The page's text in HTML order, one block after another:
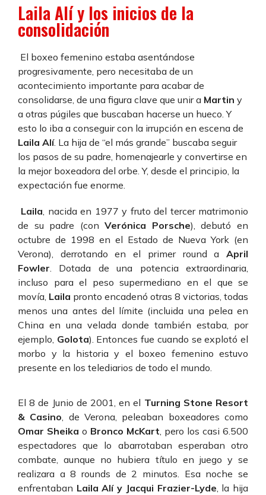
Laila Alí y los inicios de la
consolidación
El boxeo femenino estaba asentándose
progresivamente, pero necesitaba de un
acontecimiento importante para acabar de
consolidarse, de una figura clave que unir a Martin y
a otras púgiles que buscaban hacerse un hueco. Y
esto lo iba a conseguir con la irrupción en escena de
Laila Alí. La hija de “el más grande” buscaba seguir
los pasos de su padre, homenajearle y convertirse en
la mejor boxeadora del orbe. Y, desde el principio, la
expectación fue enorme.
Laila, nacida en 1977 y fruto del tercer matrimonio
de su padre (conVerónica Porsche), debutó en
octubre de 1998 en el Estado de Nueva York (en
Verona), derrotando en el primer round a April
Fowler. Dotada de una potencia extraordinaria,
incluso para el peso supermediano en el que se
movía, Laila pronto encadenó otras 8 victorias, todas
menos una antes del límite (incluida una pelea en
China en una velada donde también estaba, por
ejemplo, Golota). Entonces fue cuando se explotó el
morbo y la historia y el boxeo femenino estuvo
presente en los telediarios de todo el mundo.
El 8 de Junio de 2001, en el Turning Stone Resort
& Casino , de Verona, peleaban boxeadores como
Omar Sheika o Bronco McKart , pero los casi 6.500
espectadores que lo abarrotaban esperaban otro
combate, aunque no hubiera título en juego y se
realizara a 8 rounds de 2 minutos. Esa noche se
enfrentaban Laila Alí y Jacqui Frazier-Lyde , la hija